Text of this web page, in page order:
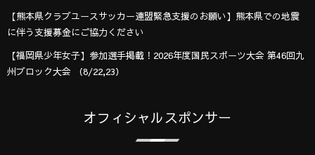
【熊本県クラブユースサッカー連盟緊急支援のお願い】熊本県での地震
に伴う支援募金にご協力ください
【福岡県少年女子】参加選手掲載！2026年度国民スポーツ大会 第46回九
州ブロック大会 （8/22,23）
オフィシャルスポンサー